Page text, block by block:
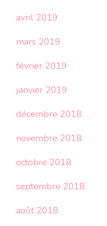
avril 2019
mars 2019
février 2019
janvier 2019
décembre 2018
novembre 2018
octobre 2018
septembre 2018
août 2018